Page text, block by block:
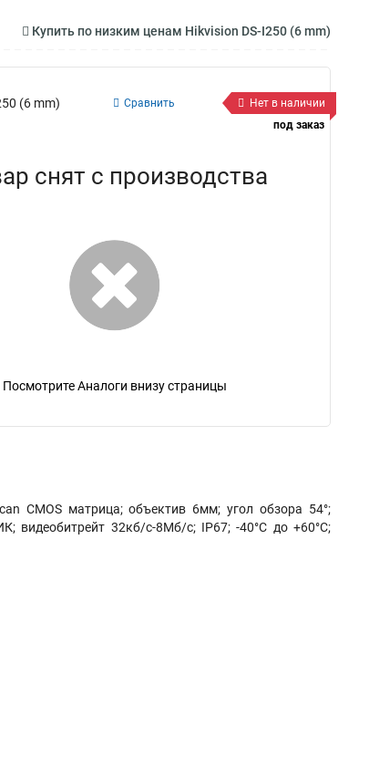
Купить по низким ценам Hikvision DS-I250 (6 mm)
(6 mm) Сравнить
Нет в наличии
под заказ
снят с производства
Посмотрите Аналоги внизу страницы
CMOS матрица; объектив 6мм; угол обзора 54°;
видеобитрейт 32кб/с-8Мб/с; IP67; -40°C до +60°C;